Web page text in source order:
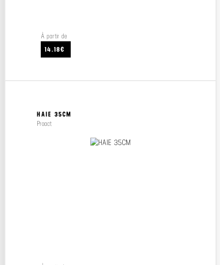
À partir de
14.18€
HAIE 35CM
Proact